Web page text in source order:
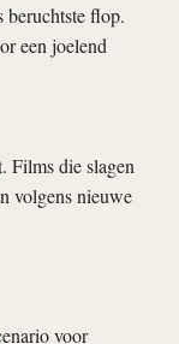
beruchtste flop.
een joelend
Films die slagen
volgens nieuwe
voor